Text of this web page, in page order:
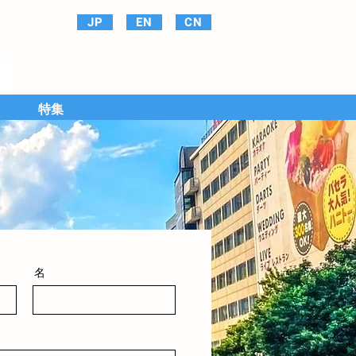
JP EN CN
特集
名